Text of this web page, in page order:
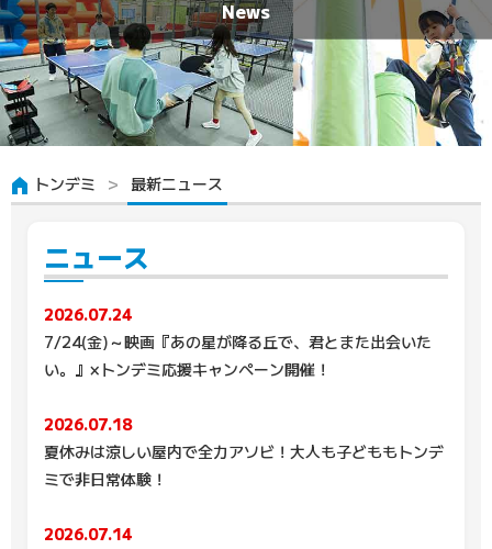
トンデミ 最新ニュース
ニュース
2026.07.24
7/24(金)～映画『あの星が降る丘で、君とまた出会いた
い。』×トンデミ応援キャンペーン開催！
2026.07.18
夏休みは涼しい屋内で全力アソビ！大人も子どももトンデ
ミで非日常体験！
2026.07.14